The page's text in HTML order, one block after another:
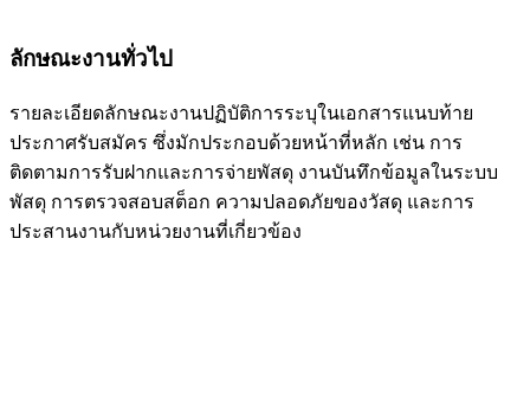
ลักษณะงานทั่วไป
รายละเอียดลักษณะงานปฏิบัติการระบุในเอกสารแนบท้าย
ประกาศรับสมัคร ซึ่งมักประกอบด้วยหน้าที่หลัก เช่น การ
ติดตามการรับฝากและการจ่ายพัสดุ งานบันทึกข้อมูลในระบบ
พัสดุ การตรวจสอบสต็อก ความปลอดภัยของวัสดุ และการ
ประสานงานกับหน่วยงานที่เกี่ยวข้อง